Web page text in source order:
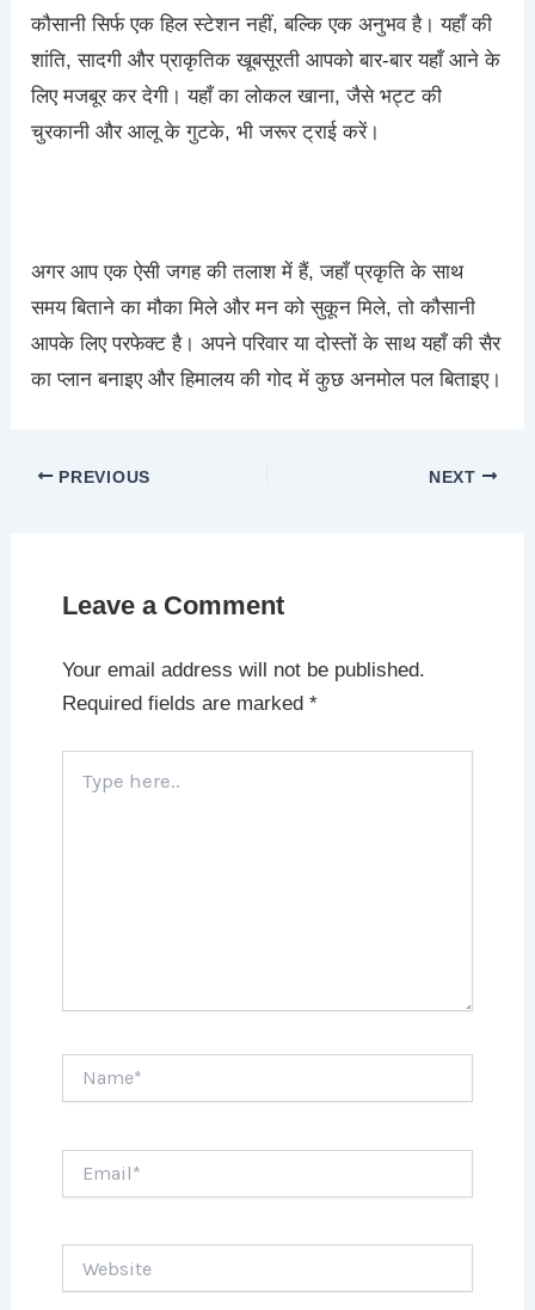
कौसानी सिर्फ एक हिल स्टेशन नहीं, बल्कि एक अनुभव है। यहाँ की
शांति, सादगी और प्राकृतिक खूबसूरती आपको बार-बार यहाँ आने के
लिए मजबूर कर देगी। यहाँ का लोकल खाना, जैसे भट्ट की
चुरकानी और आलू के गुटके, भी जरूर ट्राई करें।
अगर आप एक ऐसी जगह की तलाश में हैं, जहाँ प्रकृति के साथ
समय बिताने का मौका मिले और मन को सुकून मिले, तो कौसानी
आपके लिए परफेक्ट है। अपने परिवार या दोस्तों के साथ यहाँ की सैर
का प्लान बनाइए और हिमालय की गोद में कुछ अनमोल पल बिताइए।
PREVIOUS NEXT
Leave a Comment
Your email address will not be published.
Required fields are marked *
here..